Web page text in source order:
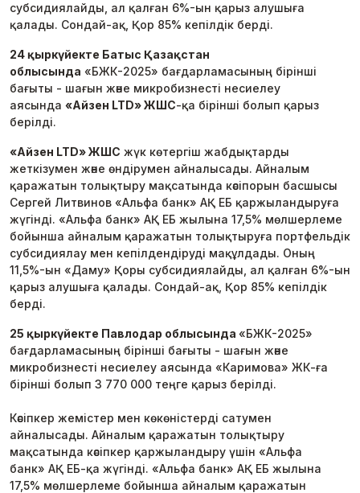
субсидиялайды, ал қалған 6%-ын қарыз алушыға
қалады. Сондай-ақ, Қор 85% кепілдік берді.
24 қыркүйекте Батыс Қазақстан
облысында «БЖК-2025» бағдарламасының бірінші
бағыты - шағын және микробизнесті несиелеу
аясында «Айзен LTD» ЖШС-қа бірінші болып қарыз
берілді.
«Айзен LTD» ЖШС жүк көтергіш жабдықтарды
жеткізумен және өндірумен айналысады. Айналым
қаражатын толықтыру мақсатында кәсіпорын басшысы
Сергей Литвинов «Альфа банк» АҚ ЕБ қаржыландыруға
жүгінді. «Альфа банк» АҚ ЕБ жылына 17,5% мөлшерлеме
бойынша айналым қаражатын толықтыруға портфельдік
субсидиялау мен кепілдендіруді мақұлдады. Оның
11,5%-ын «Даму» Қоры субсидиялайды, ал қалған 6%-ын
қарыз алушыға қалады. Сондай-ақ, Қор 85% кепілдік
берді.
25 қыркүйекте Павлодар облысында «БЖК-2025»
бағдарламасының бірінші бағыты - шағын және
микробизнесті несиелеу аясында «Каримова» ЖК-ға
бірінші болып 3 770 000 теңге қарыз берілді.
Кәсіпкер жемістер мен көкөністерді сатумен
айналысады. Айналым қаражатын толықтыру
мақсатында кәсіпкер қаржыландыру үшін «Альфа
банк» АҚ ЕБ-қа жүгінді. «Альфа банк» АҚ ЕБ жылына
17,5% мөлшерлеме бойынша айналым қаражатын